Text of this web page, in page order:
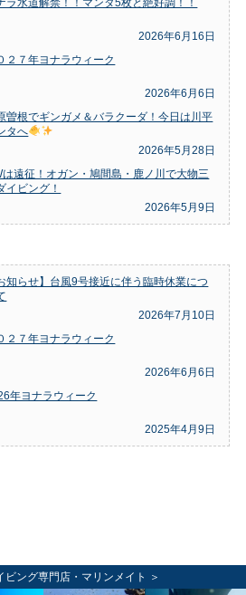
ラ水道解禁！！マンタ5枚と絶好調！！
2026年6月16日
２７年ヨナラウィーク
2026年6月6日
曽根でギンガメ＆バラクーダ！今日は川平
タへ
2026年5月28日
は遠征！オガン・鳩間島・鹿ノ川で大物三
イビング！
2026年5月9日
知らせ】台風9号接近に伴う臨時休業につ
2026年7月10日
２７年ヨナラウィーク
2026年6月6日
年ヨナラウィーク
2025年4月9日
ビング専門店・マリンメイト ＞